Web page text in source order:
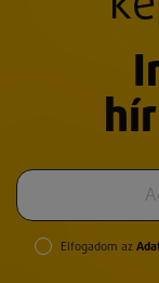
Elfogadom az